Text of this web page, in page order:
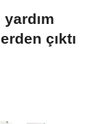
çıktı